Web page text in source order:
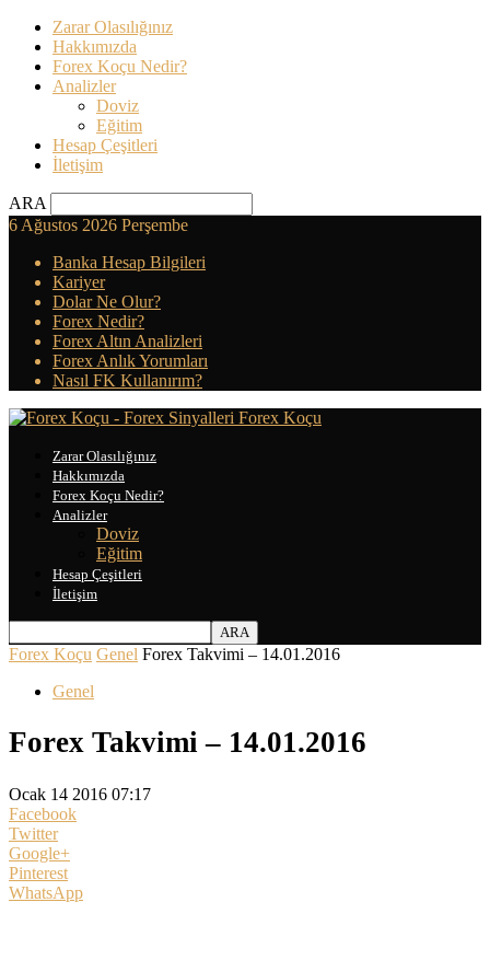
Zarar Olasılığınız
Hakkımızda
Forex Koçu Nedir?
Analizler
Doviz
Eğitim
Hesap Çeşitleri
İletişim
ARA
6 Ağustos 2026 Perşembe
Banka Hesap Bilgileri
Kariyer
Dolar Ne Olur?
Forex Nedir?
Forex Altın Analizleri
Forex Anlık Yorumları
Nasıl FK Kullanırım?
Forex Koçu
Zarar Olasılığınız
Hakkımızda
Forex Koçu Nedir?
Analizler
Doviz
Eğitim
Hesap Çeşitleri
İletişim
Forex Koçu Genel Forex Takvimi – 14.01.2016
Genel
Forex Takvimi – 14.01.2016
Ocak 14 2016 07:17
Facebook
Twitter
Google+
Pinterest
WhatsApp